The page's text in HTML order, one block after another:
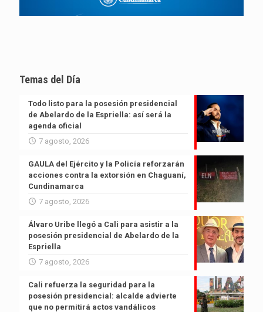
Temas del Día
Todo listo para la posesión presidencial
de Abelardo de la Espriella: así será la
agenda oficial
7 agosto, 2026
GAULA del Ejército y la Policía reforzarán
acciones contra la extorsión en Chaguaní,
Cundinamarca
7 agosto, 2026
Álvaro Uribe llegó a Cali para asistir a la
posesión presidencial de Abelardo de la
Espriella
7 agosto, 2026
Cali refuerza la seguridad para la
posesión presidencial: alcalde advierte
que no permitirá actos vandálicos